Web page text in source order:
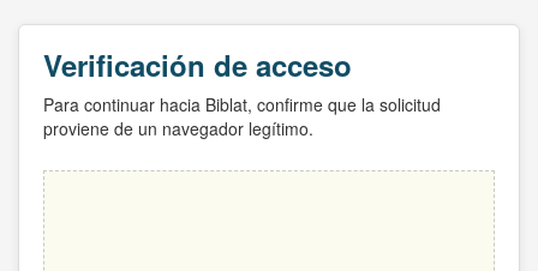
Verificación de acceso
Para continuar hacia Biblat, confirme que la solicitud
proviene de un navegador legítimo.